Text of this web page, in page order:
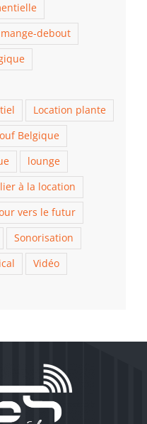
debout
Location plante
Belgique
lounge
à la location
vers le futur
Sonorisation
Vidéo